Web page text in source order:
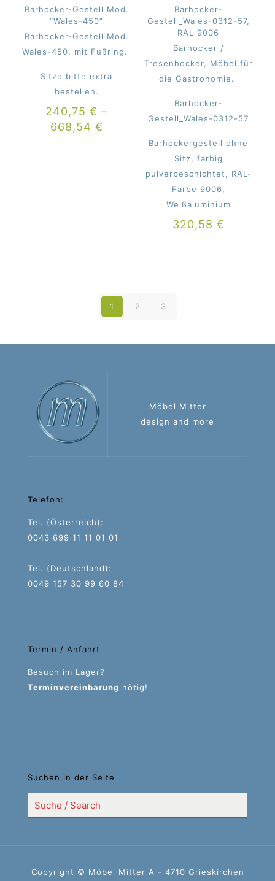
Barhocker-Gestell Mod.
“Wales-450”
Barhocker-Gestell Mod.
Wales-450, mit Fußring.
Sitze bitte extra
bestellen.
240,75€ –
668,54 €
Barhocker-
Gestell_Wales-0312-57,
RAL 9006
Barhocker /
Tresenhocker, Möbel für
die Gastronomie.
Barhocker-
Gestell_Wales-0312-57
Barhockergestell ohne
Sitz, farbig
pulverbeschichtet, RAL-
Farbe 9006,
Weißaluminium
320,58 €
1 2 3
Möbel Mitter
design and more
Telefon:
Tel. (Österreich):
0043 699 11 11 01 01
Tel. (Deutschland):
0049 157 30 99 60 84
Termin / Anfahrt
Besuch im Lager?
Terminvereinbarung nötig!
Suchen in der Seite
Copyright © Möbel Mitter A - 4710 Grieskirchen